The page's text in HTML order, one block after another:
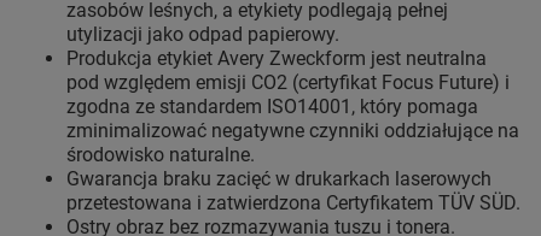
zasobów leśnych, a etykiety podlegają pełnej
utylizacji jako odpad papierowy.
Produkcja etykiet Avery Zweckform jest neutralna
pod względem emisji CO2 (certyfikat Focus Future) i
zgodna ze standardem ISO14001, który pomaga
zminimalizować negatywne czynniki oddziałujące na
środowisko naturalne.
Gwarancja braku zacięć w drukarkach laserowych
przetestowana i zatwierdzona Certyfikatem TÜV SÜD.
Ostry obraz bez rozmazywania tuszu i tonera.